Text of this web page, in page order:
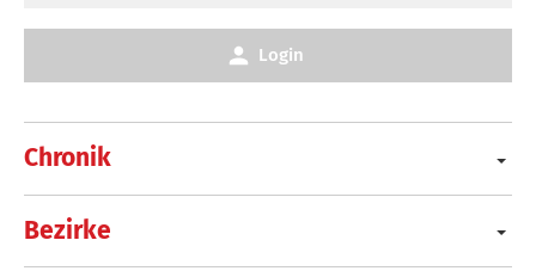
Chronik
Bezirke
Login